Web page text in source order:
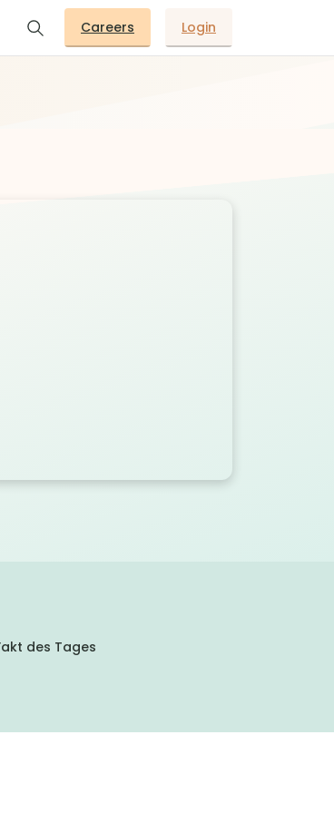
Careers Login
des Tages